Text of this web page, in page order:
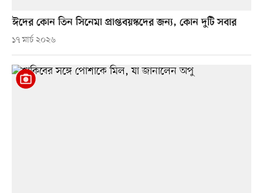
ঈদের কোন তিন সিনেমা প্রাপ্তবয়স্কদের জন্য, কোন দুটি সবার
১৭ মার্চ ২০২৬